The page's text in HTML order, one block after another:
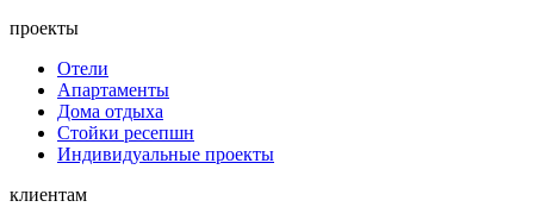
проекты
Отели
Апартаменты
Дома отдыха
Стойки ресепшн
Индивидуальные проекты
клиентам